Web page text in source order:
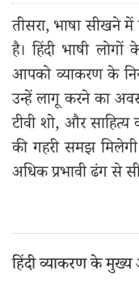
तीसरा, भाषा सीखने में
है। हिंदी भाषी
आपको व्याकरण के
उन्हें लागू करने का
टीवी शो, और
की गहरी समझ
अधिक प्रभावी ढंग से
हिंदी व्याकरण के